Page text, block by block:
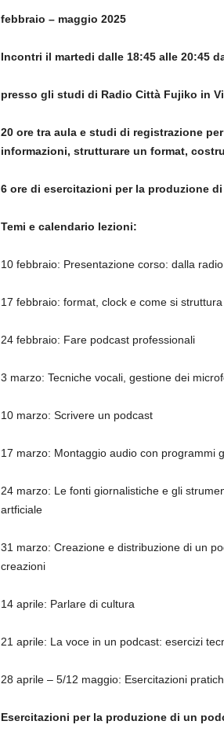
febbraio – maggio 2025
Incontri il martedi dalle 18:45 alle 20:45
presso gli studi di Radio Città Fujiko in
20 ore tra aula e studi di registrazione per
informazioni, strutturare un format,
6 ore di esercitazioni per la produzione
Temi e calendario lezioni:
10 febbraio: Presentazione corso: dalla
17 febbraio: format, clock e come si
24 febbraio: Fare podcast professionali
3 marzo: Tecniche vocali, gestione dei
10 marzo: Scrivere un podcast
17 marzo: Montaggio audio con programmi
24 marzo: Le fonti giornalistiche e gli
artficiale
31 marzo: Creazione e distribuzione di un
creazioni
14 aprile: Parlare di cultura
21 aprile: La voce in un podcast: esercizi
28 aprile – 5/12 maggio: Esercitazioni
Esercitazioni per la produzione di un